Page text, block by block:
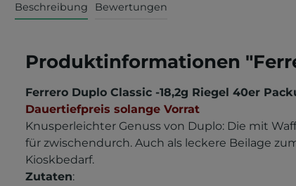
Beschreibung Bewertungen
Produktinformationen
Ferrero Duplo Classic -18,2g Riegel 40er
Dauertiefpreis solange Vorrat
Knusperleichter Genuss von Duplo: Die mit
für zwischendurch. Auch als leckere Beilage
Kioskbedarf.
Zutaten: